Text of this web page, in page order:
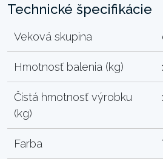
Technické špecifikácie
Veková skupina
Hmotnosť balenia (kg)
Čistá hmotnosť výrobku
(kg)
Farba